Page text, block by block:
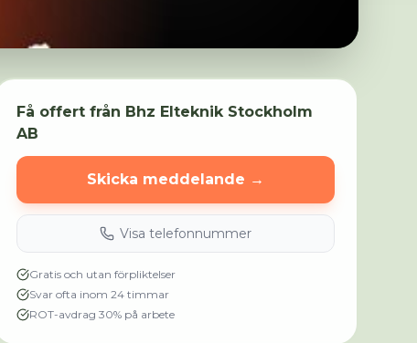
Få offert från Bhz Elteknik Stockholm
AB
Skicka meddelande →
Visa telefonnummer
Gratis och utan förpliktelser
Svar ofta inom 24 timmar
ROT-avdrag 30% på arbete